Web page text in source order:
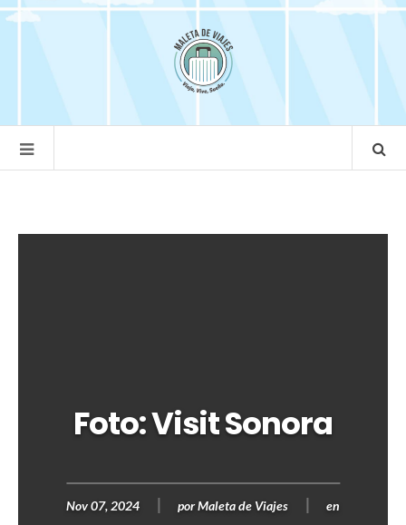
Foto: Visit Sonora
Nov 07, 2024 porMaleta de Viajes en